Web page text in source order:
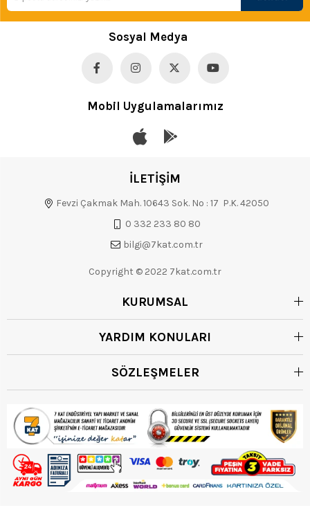
Sosyal Medya
Mobil Uygulamalarımız
İLETİŞİM
Fevzi Çakmak Mah. 10643 Sok. No : 17 P.K. 42050
0 332 233 80 80
bilgi@7kat.com.tr
Copyright © 2022 7kat.com.tr
KURUMSAL
YARDIM KONULARI
SÖZLEŞMELER